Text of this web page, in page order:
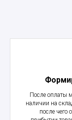
После оплаты
наличии на
после чего